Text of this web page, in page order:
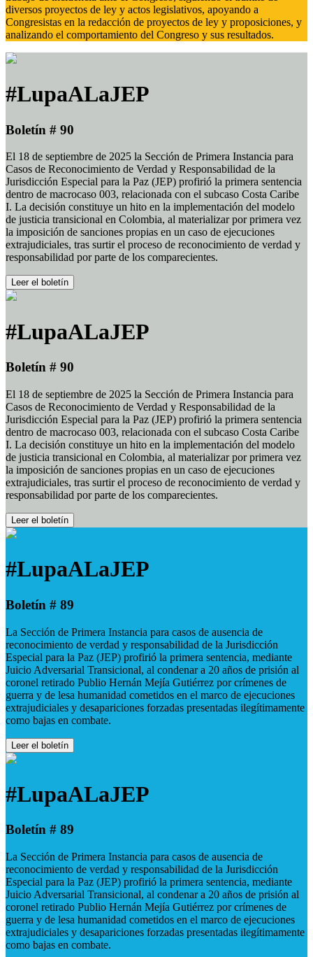
diversos proyectos de ley y actos legislativos, apoyando a
Congresistas en la redacción de proyectos de ley y proposiciones, y
analizando el comportamiento del Congreso y sus resultados.
#LupaALaJEP
Boletín # 90
El 18 de septiembre de 2025 la Sección de Primera Instancia para
Casos de Reconocimiento de Verdad y Responsabilidad de la
Jurisdicción Especial para la Paz (JEP) profirió la primera sentencia
dentro de macrocaso 003, relacionada con el subcaso Costa Caribe
I. La decisión constituye un hito en la implementación del modelo
de justicia transicional en Colombia, al materializar por primera vez
la imposición de sanciones propias en un caso de ejecuciones
extrajudiciales, tras surtir el proceso de reconocimiento de verdad y
responsabilidad por parte de los comparecientes.
Leer el boletín
#LupaALaJEP
Boletín # 90
El 18 de septiembre de 2025 la Sección de Primera Instancia para
Casos de Reconocimiento de Verdad y Responsabilidad de la
Jurisdicción Especial para la Paz (JEP) profirió la primera sentencia
dentro de macrocaso 003, relacionada con el subcaso Costa Caribe
I. La decisión constituye un hito en la implementación del modelo
de justicia transicional en Colombia, al materializar por primera vez
la imposición de sanciones propias en un caso de ejecuciones
extrajudiciales, tras surtir el proceso de reconocimiento de verdad y
responsabilidad por parte de los comparecientes.
Leer el boletín
#LupaALaJEP
Boletín # 89
La Sección de Primera Instancia para casos de ausencia de
reconocimiento de verdad y responsabilidad de la Jurisdicción
Especial para la Paz (JEP) profirió la primera sentencia, mediante
Juicio Adversarial Transicional, al condenar a 20 años de prisión al
coronel retirado Publio Hernán Mejía Gutiérrez por crímenes de
guerra y de lesa humanidad cometidos en el marco de ejecuciones
extrajudiciales y desapariciones forzadas presentadas ilegítimamente
como bajas en combate.
Leer el boletín
#LupaALaJEP
Boletín # 89
La Sección de Primera Instancia para casos de ausencia de
reconocimiento de verdad y responsabilidad de la Jurisdicción
Especial para la Paz (JEP) profirió la primera sentencia, mediante
Juicio Adversarial Transicional, al condenar a 20 años de prisión al
coronel retirado Publio Hernán Mejía Gutiérrez por crímenes de
guerra y de lesa humanidad cometidos en el marco de ejecuciones
extrajudiciales y desapariciones forzadas presentadas ilegítimamente
como bajas en combate.